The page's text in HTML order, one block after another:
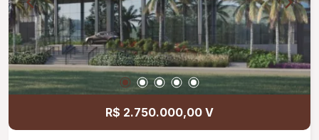
R$ 2.750.000,00 V